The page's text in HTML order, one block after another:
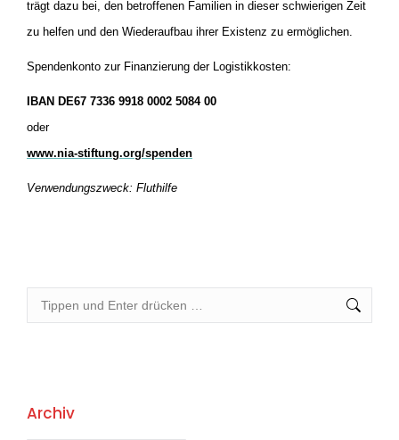
trägt dazu bei, den betroffenen Familien in dieser schwierigen Zeit
zu helfen und den Wiederaufbau ihrer Existenz zu ermöglichen.
Spendenkonto zur Finanzierung der Logistikkosten:
IBAN DE67 7336 9918 0002 5084 00
oder
www.nia-stiftung.org/spenden
Verwendungszweck: Fluthilfe
Search:
Archiv